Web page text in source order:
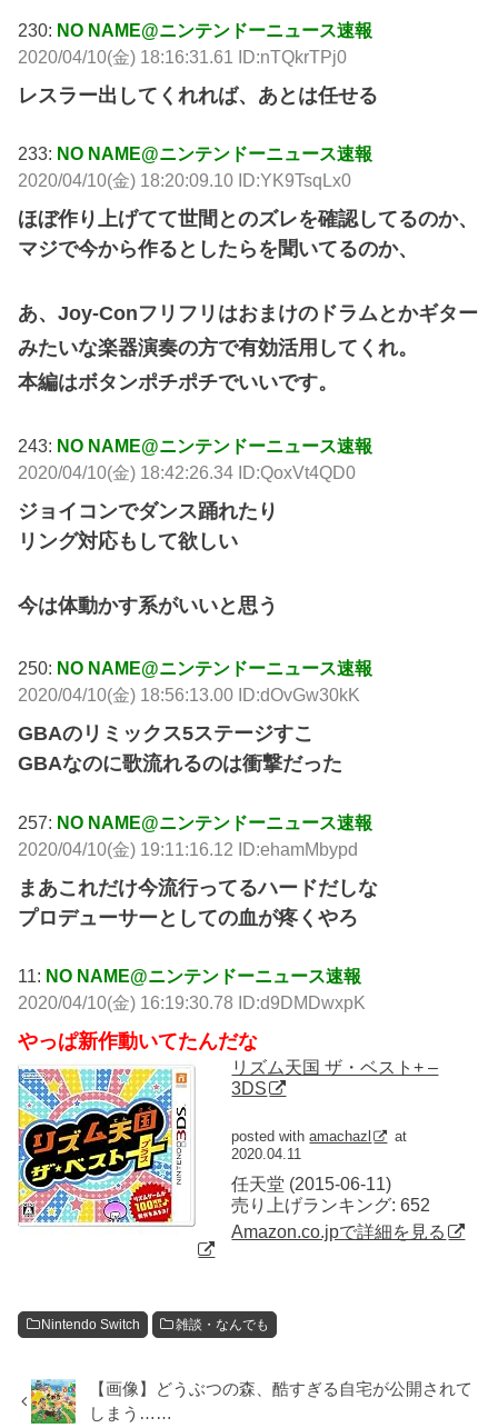
230: NO NAME@ニンテンドーニュース速報
2020/04/10(金) 18:16:31.61 ID:nTQkrTPj0
レスラー出してくれれば、あとは任せる
233: NO NAME@ニンテンドーニュース速報
2020/04/10(金) 18:20:09.10 ID:YK9TsqLx0
ほぼ作り上げてて世間とのズレを確認してるのか、
マジで今から作るとしたらを聞いてるのか、
あ、Joy-Conフリフリはおまけのドラムとかギター
みたいな楽器演奏の方で有効活用してくれ。
本編はボタンポチポチでいいです。
243: NO NAME@ニンテンドーニュース速報
2020/04/10(金) 18:42:26.34 ID:QoxVt4QD0
ジョイコンでダンス踊れたり
リング対応もして欲しい
今は体動かす系がいいと思う
250: NO NAME@ニンテンドーニュース速報
2020/04/10(金) 18:56:13.00 ID:dOvGw30kK
GBAのリミックス5ステージすこ
GBAなのに歌流れるのは衝撃だった
257: NO NAME@ニンテンドーニュース速報
2020/04/10(金) 19:11:16.12 ID:ehamMbypd
まあこれだけ今流行ってるハードだしな
プロデューサーとしての血が疼くやろ
11: NO NAME@ニンテンドーニュース速報
2020/04/10(金) 16:19:30.78 ID:d9DMDwxpK
やっぱ新作動いてたんだな
リズム天国 ザ・ベスト+ –
3DS
posted withamachazl
at
2020.04.11
任天堂 (2015-06-11)
売り上げランキング: 652
Amazon.co.jpで詳細を見る
Nintendo Switch 雑談・なんでも
【画像】どうぶつの森、酷すぎる自宅が公開されて
しまう……